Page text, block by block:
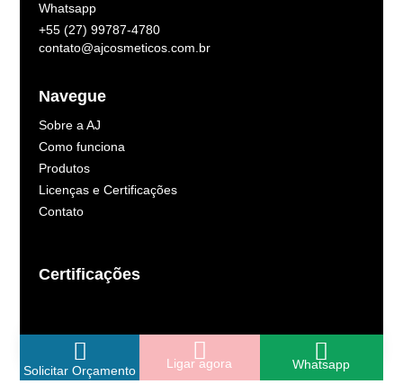
Whatsapp
+55 (27) 99787-4780
contato@ajcosmeticos.com.br
Navegue
Sobre a AJ
Como funciona
Produtos
Licenças e Certificações
Contato
Certificações
Solicitar Orçamento Ligar agora Whatsapp